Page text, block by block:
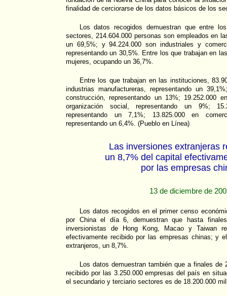
finalidad de cerciorarse de los datos básicos de los
Los datos recogidos demuestran que entre
sectores, 214.604.000 personas son empleados en
un 69,5%; y 94.224.000 son industriales y
representando un 30,5%. Entre los que trabajan en
mujeres, ocupando un 36,7%.
Entre los que trabajan en las instituciones,
industrias manufactureras, representando un
construcción, representando un 13%; 19.252.000
organización social, representando un 9%;
representando un 7,1%; 13.825.000 en
representando un 6,4%. (Pueblo en Línea)
Las inversiones extranjeras
un 8,7% del capital
por las empresas
13 de diciembre de
Los datos recogidos en el primer censo
por China el día 6, demuestran que hasta
inversionistas de Hong Kong, Macao y Taiwan
efectivamente recibido por las empresas chinas; y
extranjeros, un 8,7%.
Los datos demuestran también que a finales
recibido por las 3.250.000 empresas del país en
el secundario y terciario sectores es de 18.200.000